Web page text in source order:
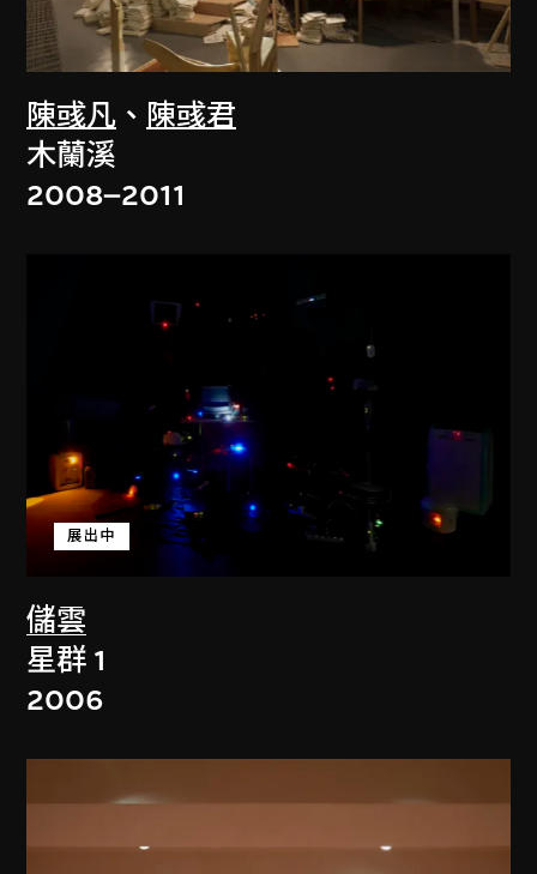
陳彧凡 、 陳彧君
木蘭溪
2008–2011
儲雲
展出中
星群 1
2006